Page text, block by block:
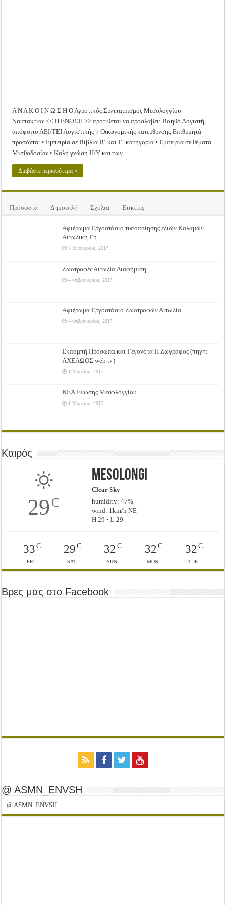
Α Ν Α Κ Ο Ι Ν Ω Σ Η Ο Αγροτικός Συνεταιρισμός Μεσολογγίου-
Ναυπακτίας << Η ΕΝΩΣΗ >> προτίθεται να προσλάβει: Βοηθό Λογιστή,
απόφοιτο ΑΕΙ/ΤΕΙ Λογιστικής ή Οικονομικής κατεύθυνσης Επιθυμητά
προσόντα: • Εμπειρία σε Βιβλία Β΄ και Γ΄ κατηγορία • Εμπειρία σε θέματα
Μισθοδοσίας • Καλή γνώση Η/Υ και των …
Διαβάστε περισσότερα »
Πρόσφατα Δημοφιλή Σχόλια Ετικέτες
Αφιέρωμα Εργοστάσιο τυποποίησης ελιών Καλαμών
Αιτωλική Γη
3 Ιανουαρίου, 2017
Ζωοτροφές Αιτωλία Διαφήμιση
4 Φεβρουαρίου, 2017
Αφιέρωμα Εργοστάσιο Ζωοτροφών Αιτωλία
4 Φεβρουαρίου, 2017
Εκπομπή Πρόσωπα και Γεγονότα Π Ζωγράφος (πηγή:
ΑΧΕΛΩΟΣ web tv)
1 Μαρτίου, 2017
ΚΕΑ Ένωσης Μεσολογγίου
1 Μαρτίου, 2017
Καιρός
29C
Mesolongi
Clear Sky
humidity: 47%
wind: 1km/h NE
H 29 • L 29
33C
FRI
29C
SAT
32 C
SUN
32C
MON
32C
TUE
Βρες μας στο Facebook
@ ASMN_ENVSH
@ ASMN_ENVSH